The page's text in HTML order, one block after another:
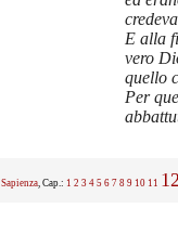
E alla
vero
quello
Per
Sapienza, Cap.: 1 2 3 4 5 6 7 8 9 10 11 12